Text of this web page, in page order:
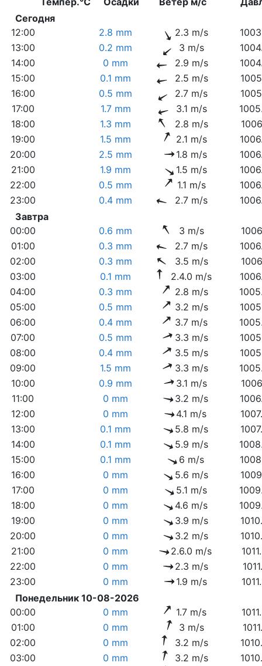
Сегодня
12:00
2.8 mm 2.3 m/s
13:00
0.2 mm 3 m/s
14:00
0 mm 2.9 m/s
15:00
0.1 mm 2.5 m/s
16:00
0.5 mm 2.7 m/s
17:00
1.7 mm 3.1 m/s
18:00
1.3 mm 2.8 m/s
19:00
1.5 mm 2.1 m/s
20:00
2.5 mm 1.8 m/s
21:00
1.9 mm 1.5 m/s
22:00
0.5 mm 1.1 m/s
23:00
0.4 mm 2.7 m/s
Завтра
00:00
0.6 mm 3 m/s
01:00
0.3 mm 2.7 m/s
02:00
0.3 mm 3.5 m/s
03:00
0.1 mm 2.4.0 m/s
04:00
0.3 mm 2.8 m/s
05:00
0.5 mm 3.2 m/s
06:00
0.4 mm 3.7 m/s
07:00
0.5 mm 3.3 m/s
08:00
0.4 mm 3.5 m/s
09:00
1.5 mm 3.3 m/s
10:00
0.9 mm 3.1 m/s
11:00
0 mm 3.2 m/s
12:00
0 mm 4.1 m/s
13:00
0.1 mm 5.8 m/s
14:00
0.1 mm 5.9 m/s
15:00
0.1 mm 6 m/s
16:00
0 mm 5.6 m/s
17:00
0 mm 5.1 m/s
18:00
0 mm 4.6 m/s
19:00
0 mm 3.9 m/s
20:00
0 mm 3.2 m/s
21:00
0 mm 2.6.0 m/s
22:00
0 mm 2.3 m/s
23:00
0 mm 1.9 m/s
Понедельник 10-08-2026
00:00
0 mm 1.7 m/s
01:00
0 mm 3 m/s
02:00
0 mm 3.2 m/s
03:00
0 mm 3.2 m/s